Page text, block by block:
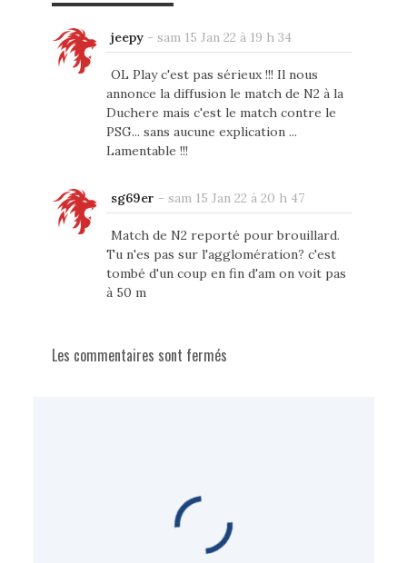
jeepy- sam 15 Jan 22 à 19 h 34
OL Play c'est pas sérieux !!! Il nous
annonce la diffusion le match de N2 à la
Duchere mais c'est le match contre le
PSG... sans aucune explication ...
Lamentable !!!
sg69er - sam 15 Jan 22 à 20 h 47
Match de N2 reporté pour brouillard.
Tu n'es pas sur l'agglomération? c'est
tombé d'un coup en fin d'am on voit pas
à 50 m
Les commentaires sont fermés